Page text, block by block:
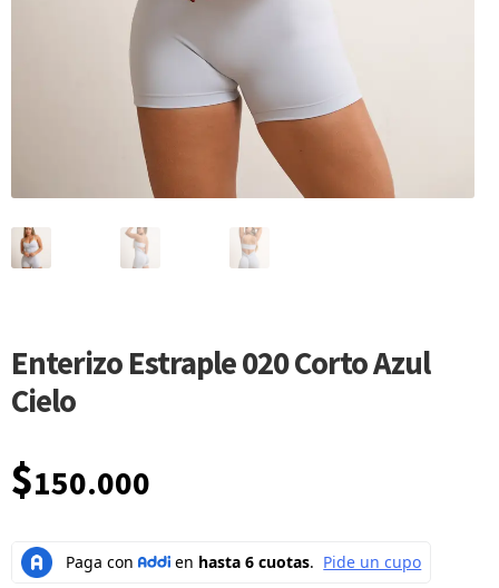
Enterizo Estraple 020 Corto Azul
Cielo
$150.000